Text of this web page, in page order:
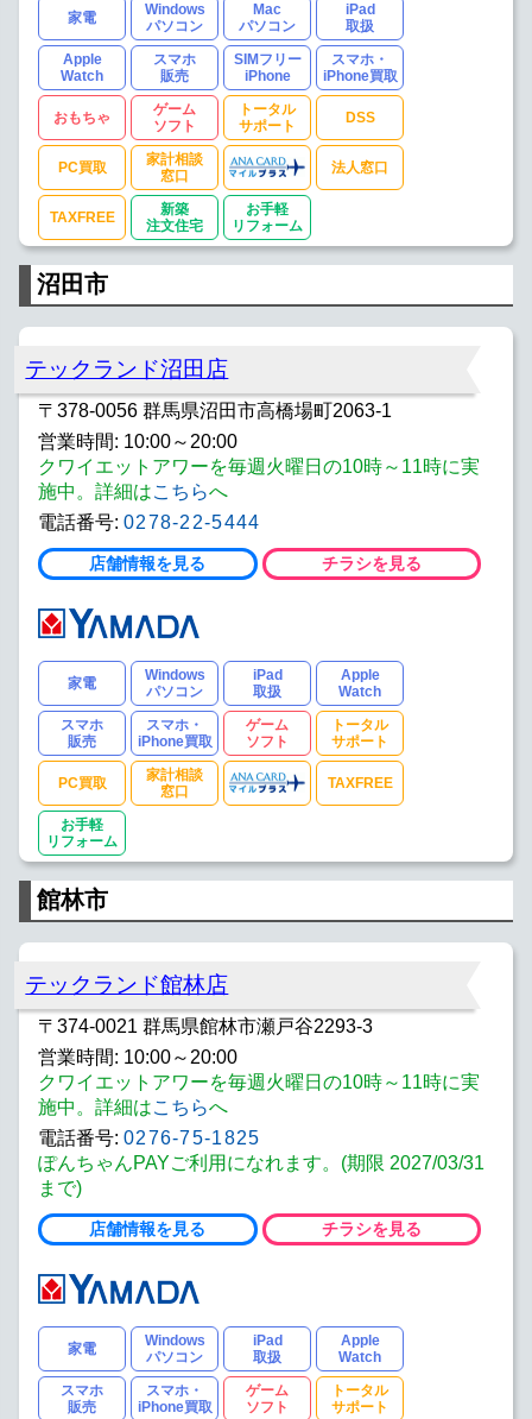
家電
Windows
パソコン
Mac
パソコン
iPad
取扱
Apple
Watch
スマホ
販売
SIMフリー
iPhone
スマホ・
iPhone買取
おもちゃ
ゲーム
ソフト
トータル
サポート
DSS
PC買取
家計相談
窓口
法人窓口
TAXFREE
新築
注文住宅
お手軽
リフォーム
沼田市
テックランド沼田店
〒378-0056 群馬県沼田市高橋場町2063-1
営業時間: 10:00～20:00
クワイエットアワーを毎週火曜日の10時～11時に実
施中。詳細はこちらへ
電話番号: 0278-22-5444
店舗情報を見る チラシを見る
家電
Windows
パソコン
iPad
取扱
Apple
Watch
スマホ
販売
スマホ・
iPhone買取
ゲーム
ソフト
トータル
サポート
PC買取
家計相談
窓口
TAXFREE
お手軽
リフォーム
館林市
テックランド館林店
〒374-0021 群馬県館林市瀬戸谷2293-3
営業時間: 10:00～20:00
クワイエットアワーを毎週火曜日の10時～11時に実
施中。詳細はこちらへ
電話番号: 0276-75-1825
ぽんちゃんPAYご利用になれます。(期限 2027/03/31
まで)
店舗情報を見る チラシを見る
家電
Windows
パソコン
iPad
取扱
Apple
Watch
スマホ
販売
スマホ・
iPhone買取
ゲーム
ソフト
トータル
サポート